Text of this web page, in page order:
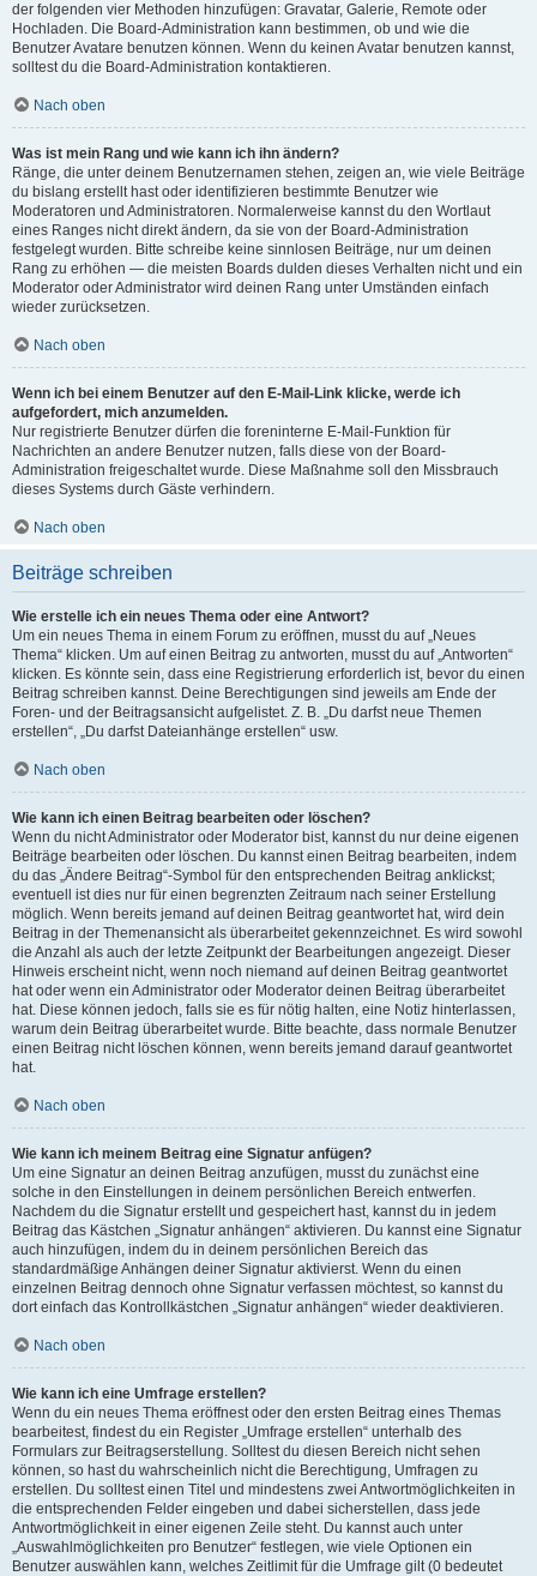
der folgenden vier Methoden hinzufügen: Gravatar, Galerie, Remote oder
Hochladen. Die Board-Administration kann bestimmen, ob und wie die
Benutzer Avatare benutzen können. Wenn du keinen Avatar benutzen kannst,
solltest du die Board-Administration kontaktieren.
Nach oben
Was ist mein Rang und wie kann ich ihn ändern?
Ränge, die unter deinem Benutzernamen stehen, zeigen an, wie viele Beiträge
du bislang erstellt hast oder identifizieren bestimmte Benutzer wie
Moderatoren und Administratoren. Normalerweise kannst du den Wortlaut
eines Ranges nicht direkt ändern, da sie von der Board-Administration
festgelegt wurden. Bitte schreibe keine sinnlosen Beiträge, nur um deinen
Rang zu erhöhen — die meisten Boards dulden dieses Verhalten nicht und ein
Moderator oder Administrator wird deinen Rang unter Umständen einfach
wieder zurücksetzen.
Nach oben
Wenn ich bei einem Benutzer auf den E-Mail-Link klicke, werde ich
aufgefordert, mich anzumelden.
Nur registrierte Benutzer dürfen die foreninterne E-Mail-Funktion für
Nachrichten an andere Benutzer nutzen, falls diese von der Board-
Administration freigeschaltet wurde. Diese Maßnahme soll den Missbrauch
dieses Systems durch Gäste verhindern.
Nach oben
Beiträge schreiben
Wie erstelle ich ein neues Thema oder eine Antwort?
Um ein neues Thema in einem Forum zu eröffnen, musst du auf „Neues
Thema“ klicken. Um auf einen Beitrag zu antworten, musst du auf „Antworten“
klicken. Es könnte sein, dass eine Registrierung erforderlich ist, bevor du einen
Beitrag schreiben kannst. Deine Berechtigungen sind jeweils am Ende der
Foren- und der Beitragsansicht aufgelistet. Z. B. „Du darfst neue Themen
erstellen“, „Du darfst Dateianhänge erstellen“ usw.
Nach oben
Wie kann ich einen Beitrag bearbeiten oder löschen?
Wenn du nicht Administrator oder Moderator bist, kannst du nur deine eigenen
Beiträge bearbeiten oder löschen. Du kannst einen Beitrag bearbeiten, indem
du das „Ändere Beitrag“-Symbol für den entsprechenden Beitrag anklickst;
eventuell ist dies nur für einen begrenzten Zeitraum nach seiner Erstellung
möglich. Wenn bereits jemand auf deinen Beitrag geantwortet hat, wird dein
Beitrag in der Themenansicht als überarbeitet gekennzeichnet. Es wird sowohl
die Anzahl als auch der letzte Zeitpunkt der Bearbeitungen angezeigt. Dieser
Hinweis erscheint nicht, wenn noch niemand auf deinen Beitrag geantwortet
hat oder wenn ein Administrator oder Moderator deinen Beitrag überarbeitet
hat. Diese können jedoch, falls sie es für nötig halten, eine Notiz hinterlassen,
warum dein Beitrag überarbeitet wurde. Bitte beachte, dass normale Benutzer
einen Beitrag nicht löschen können, wenn bereits jemand darauf geantwortet
hat.
Nach oben
Wie kann ich meinem Beitrag eine Signatur anfügen?
Um eine Signatur an deinen Beitrag anzufügen, musst du zunächst eine
solche in den Einstellungen in deinem persönlichen Bereich entwerfen.
Nachdem du die Signatur erstellt und gespeichert hast, kannst du in jedem
Beitrag das Kästchen „Signatur anhängen“ aktivieren. Du kannst eine Signatur
auch hinzufügen, indem du in deinem persönlichen Bereich das
standardmäßige Anhängen deiner Signatur aktivierst. Wenn du einen
einzelnen Beitrag dennoch ohne Signatur verfassen möchtest, so kannst du
dort einfach das Kontrollkästchen „Signatur anhängen“ wieder deaktivieren.
Nach oben
Wie kann ich eine Umfrage erstellen?
Wenn du ein neues Thema eröffnest oder den ersten Beitrag eines Themas
bearbeitest, findest du ein Register „Umfrage erstellen“ unterhalb des
Formulars zur Beitragserstellung. Solltest du diesen Bereich nicht sehen
können, so hast du wahrscheinlich nicht die Berechtigung, Umfragen zu
erstellen. Du solltest einen Titel und mindestens zwei Antwortmöglichkeiten in
die entsprechenden Felder eingeben und dabei sicherstellen, dass jede
Antwortmöglichkeit in einer eigenen Zeile steht. Du kannst auch unter
„Auswahlmöglichkeiten pro Benutzer“ festlegen, wie viele Optionen ein
Benutzer auswählen kann, welches Zeitlimit für die Umfrage gilt (0 bedeutet